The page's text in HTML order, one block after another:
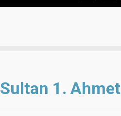
Sultan 1. Ahmet